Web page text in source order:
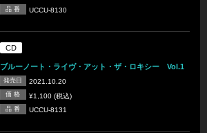
品 番 UCCU-8130
CD
ブルーノート・ライヴ・アット・ザ・ロキシー Vol.1
発売日 2021.10.20
価 格 ¥1,100 (税込)
品 番 UCCU-8131